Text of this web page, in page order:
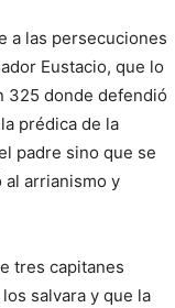
a las persecuciones
Eustacio, que lo
325 donde defendió
prédica de la
padre sino que se
al arrianismo y
tres capitanes
salvara y que la